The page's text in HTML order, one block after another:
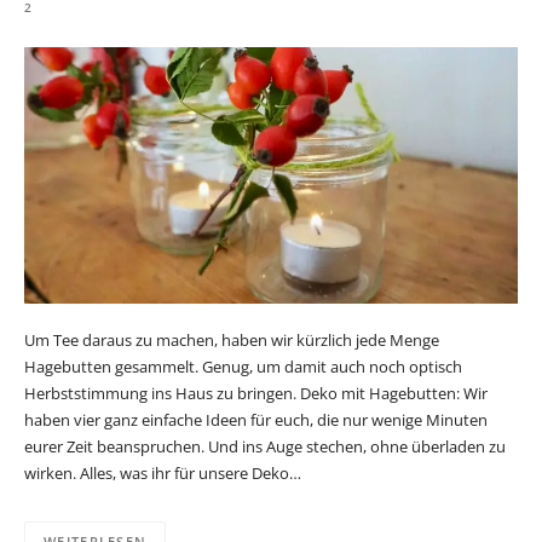
2
Um Tee daraus zu machen, haben wir kürzlich jede Menge
Hagebutten gesammelt. Genug, um damit auch noch optisch
Herbststimmung ins Haus zu bringen. Deko mit Hagebutten: Wir
haben vier ganz einfache Ideen für euch, die nur wenige Minuten
eurer Zeit beanspruchen. Und ins Auge stechen, ohne überladen zu
wirken. Alles, was ihr für unsere Deko…